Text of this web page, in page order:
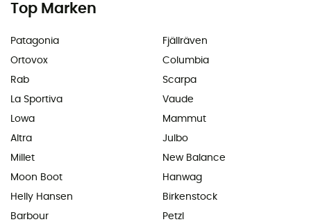
Top Marken
Patagonia
Ortovox
Rab
La Sportiva
Lowa
Altra
Millet
Moon Boot
Helly Hansen
Barbour
Fjällräven
Columbia
Scarpa
Vaude
Mammut
Julbo
New Balance
Hanwag
Birkenstock
Petzl